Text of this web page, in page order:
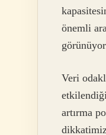
önemli
Veri
artırma